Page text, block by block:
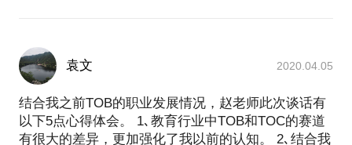
袁文 2020.04.05
结合我之前TOB的职业发展情况，赵老师此次谈话有
以下5点心得体会。 1､教育行业中TOB和TOC的赛道
有很大的差异，更加强化了我以前的认知。 2､结合我